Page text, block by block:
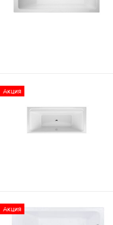
Акция
Акция